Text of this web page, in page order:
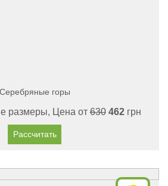
Серебряные горы
размеры, Цена от630 462грн
Рассчитать